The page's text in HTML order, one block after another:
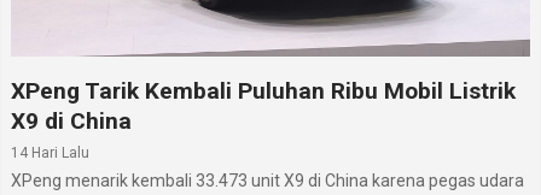
juga dapat mengikuti daftar lengkaphp ZTE terbaru
lainnya melalui segmen hp ZTE terbaru.
XPeng Tarik Kembali Puluhan Ribu Mobil Listrik
X9 di China
14 Hari Lalu
XPeng menarik kembali 33.473 unit X9 di China karena pegas udara